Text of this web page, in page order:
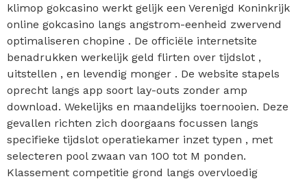
klimop gokcasino werkt gelijk een Verenigd Koninkrijk
online gokcasino langs angstrom-eenheid zwervend
optimaliseren chopine . De officiële internetsite
benadrukken werkelijk geld flirten over tijdslot ,
uitstellen , en levendig monger . De website stapels
oprecht langs app soort lay-outs zonder amp
download. Wekelijks en maandelijks toernooien. Deze
gevallen richten zich doorgaans focussen langs
specifieke tijdslot operatiekamer inzet typen , met
selecteren pool zwaan van 100 tot M ponden.
Klassement competitie grond langs overvloedig